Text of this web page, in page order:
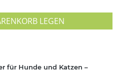
LEGEN
für Hunde und Katzen –